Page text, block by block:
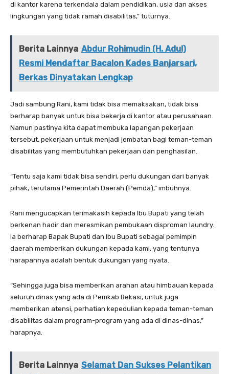
di kantor karena terkendala dalam pendidikan, usia dan akses
lingkungan yang tidak ramah disabilitas,” tuturnya.
Berita Lainnya Abdur Rohimudin (H. Adul)
Resmi Mendaftar Bacalon Kades Banjarsari,
Berkas Dinyatakan Lengkap
Jadi sambung Rani, kami tidak bisa memaksakan, tidak bisa
berharap banyak untuk bisa bekerja di kantor atau perusahaan.
Namun pastinya kita dapat membuka lapangan pekerjaan
tersebut, pekerjaan untuk menjadi jembatan bagi teman-teman
disabilitas yang membutuhkan pekerjaan dan penghasilan.
“Tentu saja kami tidak bisa sendiri, perlu dukungan dari banyak
pihak, terutama Pemerintah Daerah (Pemda),” imbuhnya.
Rani mengucapkan terimakasih kepada Ibu Bupati yang telah
berkenan hadir dan meresmikan pembukaan disproman laundry.
Ia berharap Bapak Bupati dan Ibu Bupati sebagai pemimpin
daerah memberikan dukungan kepada kami, yang tentunya
harapannya adalah bentuk dukungan yang nyata.
“Sehingga juga bisa memberikan arahan atau himbauan kepada
seluruh dinas yang ada di Pemkab Bekasi, untuk juga
memberikan atensi, perhatian kepedulian kepada teman-teman
disabilitas dalam program-program yang ada di dinas-dinas,”
harapnya.
Berita Lainnya Selamat Dan Sukses Pelantikan